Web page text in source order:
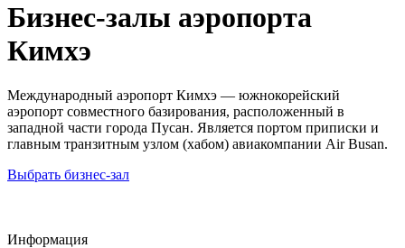
Бизнес-залы аэропорта
Кимхэ
Международный аэропорт Кимхэ — южнокорейский
аэропорт совместного базирования, расположенный в
западной части города Пусан. Является портом приписки и
главным транзитным узлом (хабом) авиакомпании Air Busan.
Выбрать бизнес-зал
Информация